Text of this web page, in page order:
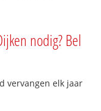
nodig? Bel
vervangen elk jaar